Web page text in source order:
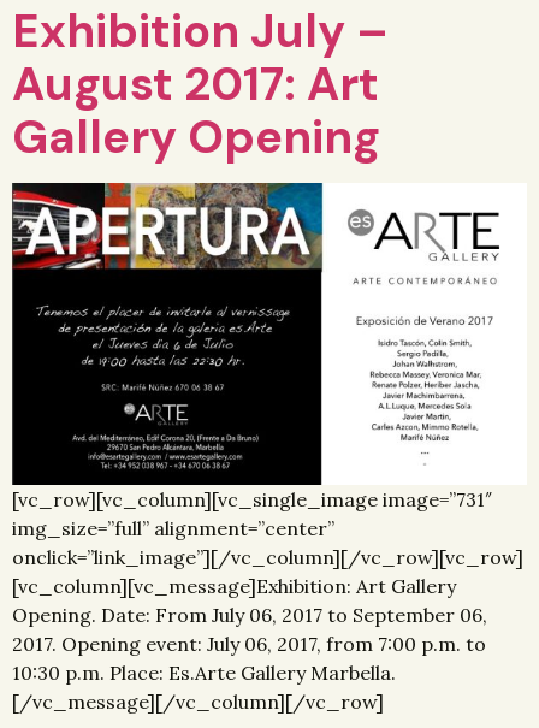
Exhibition July –
August 2017: Art
Gallery Opening
[vc_row][vc_column][vc_single_image image=”731″
img_size=”full” alignment=”center”
onclick=”link_image”][/vc_column][/vc_row][vc_row]
[vc_column][vc_message]Exhibition: Art Gallery
Opening. Date: From July 06, 2017 to September 06,
2017. Opening event: July 06, 2017, from 7:00 p.m. to
10:30 p.m. Place: Es.Arte Gallery Marbella.
[/vc_message][/vc_column][/vc_row]